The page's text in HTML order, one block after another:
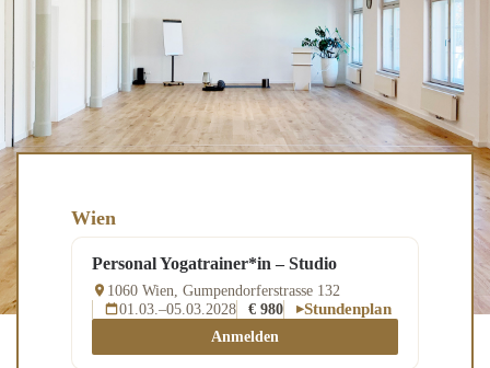
Wien
Personal Yogatrainer*in – Studio
1060 Wien, Gumpendorferstrasse 132
01.03.–05.03.2028
€ 980
Stundenplan
Anmelden